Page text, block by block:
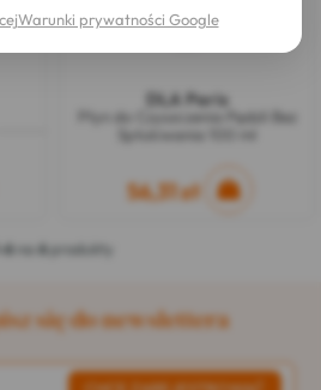
DLA Paris
Płyn do Czyszczenia Pędzli Bez
56,31 zł
1-6 na 6produkty
się do newslettera
Warunki prywatności Google